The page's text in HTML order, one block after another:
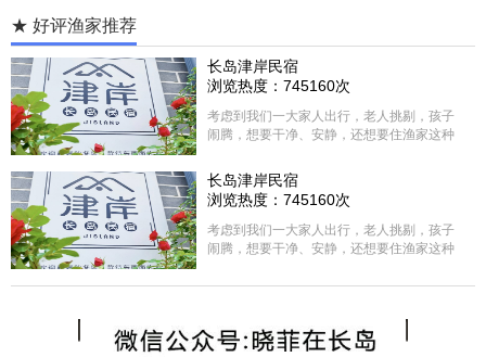
★ 好评渔家推荐
长岛津岸民宿
浏览热度：745160次
考虑到我们一大家人出行，老人挑剔，孩子
闹腾，想要干净、安静，还想要住渔家这种
选择津岸民宿，实际体验客房很干净，饭菜
方面家里老人也很满意，整体饭菜给搭配的
很好，每顿饭也不重样的，海鲜确实是非常
的新鲜呢，另外值得一提的是，他家的海菜
包子非常好吃。 其实长岛可选的酒店、民宿
各不相同，可以根据自己的喜好选择。非常
热情，能根据我提出的需求来安排房间，这
点很好。
长岛津岸民宿
浏览热度：745160次
考虑到我们一大家人出行，老人挑剔，孩子
闹腾，想要干净、安静，还想要住渔家这种
选择津岸民宿，实际体验客房很干净，饭菜
很好，每顿饭也不重样的，海鲜确实是非常
的新鲜呢，另外值得一提的是，他家的海菜